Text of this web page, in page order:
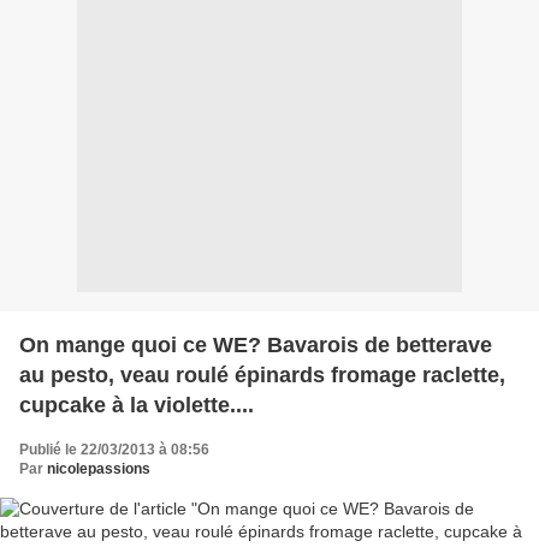
On mange quoi ce WE? Bavarois de betterave
au pesto, veau roulé épinards fromage raclette,
cupcake à la violette....
Publié le 22/03/2013 à 08:56
Par nicolepassions